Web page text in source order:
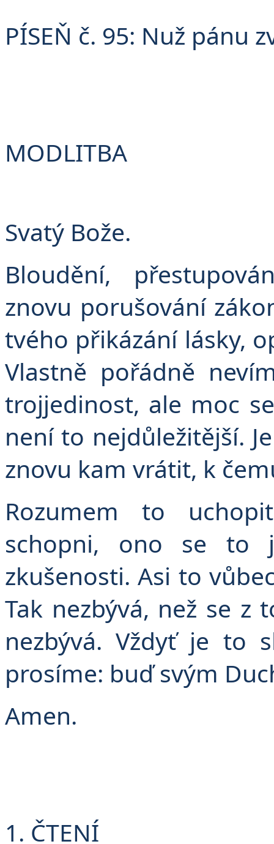
PÍSEŇ č. 95: Nuž pánu
MODLITBA
Svatý Bože.
Bloudění,
znovu porušování
tvého přikázání lásky,
Vlastně pořádně
trojjedinost, ale moc
není to nejdůležitější.
znovu kam vrátit, k
Rozumem to
schopni, ono se to
zkušenosti. Asi to
Tak nezbývá, než se z
nezbývá. Vždyť je to
prosíme: buď svým
Amen.
1. ČTENÍ